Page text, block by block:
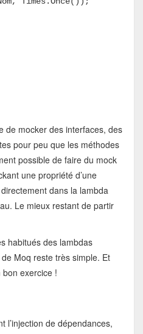
de mocker des interfaces, des
pour peu que les méthodes
possible de faire du mock
une propriété d’une
dans la lambda
Le mieux restant de partir
habitués des lambdas
Moq reste très simple. Et
bon exercice !
l’injection de dépendances,